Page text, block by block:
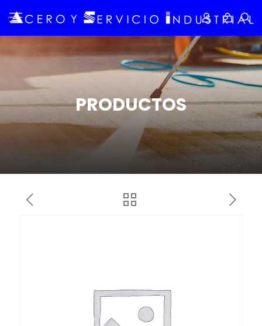
PRODUCTOS